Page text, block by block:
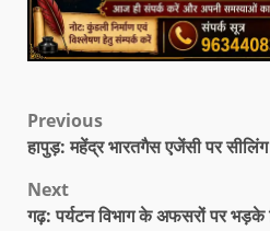
Previous
हापुड़: महेंद्र भारतगैस एजेंसी पर सीलिंग
Next
गढ़: पर्यटन विभाग के अफसरों पर भड़के